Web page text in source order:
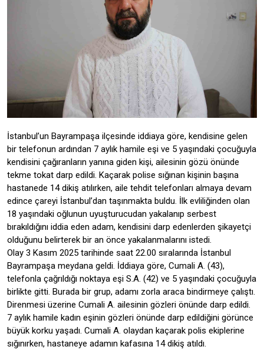
İstanbul’un Bayrampaşa ilçesinde iddiaya göre, kendisine gelen
bir telefonun ardından 7 aylık hamile eşi ve 5 yaşındaki çocuğuyla
kendisini çağıranların yanına giden kişi, ailesinin gözü önünde
tekme tokat darp edildi. Kaçarak polise sığınan kişinin başına
hastanede 14 dikiş atılırken, aile tehdit telefonları almaya devam
edince çareyi İstanbul’dan taşınmakta buldu. İlk evliliğinden olan
18 yaşındaki oğlunun uyuşturucudan yakalanıp serbest
bırakıldığını iddia eden adam, kendisini darp edenlerden şikayetçi
olduğunu belirterek bir an önce yakalanmalarını istedi.
Olay 3 Kasım 2025 tarihinde saat 22.00 sıralarında İstanbul
Bayrampaşa meydana geldi. İddiaya göre, Cumali A. (43),
telefonla çağrıldığı noktaya eşi S.A. (42) ve 5 yaşındaki çocuğuyla
birlikte gitti. Burada bir grup, adamı zorla araca bindirmeye çalıştı.
Direnmesi üzerine Cumali A. ailesinin gözleri önünde darp edildi.
7 aylık hamile kadın eşinin gözleri önünde darp edildiğini görünce
büyük korku yaşadı. Cumali A. olaydan kaçarak polis ekiplerine
sığınırken, hastaneye adamın kafasına 14 dikiş atıldı.